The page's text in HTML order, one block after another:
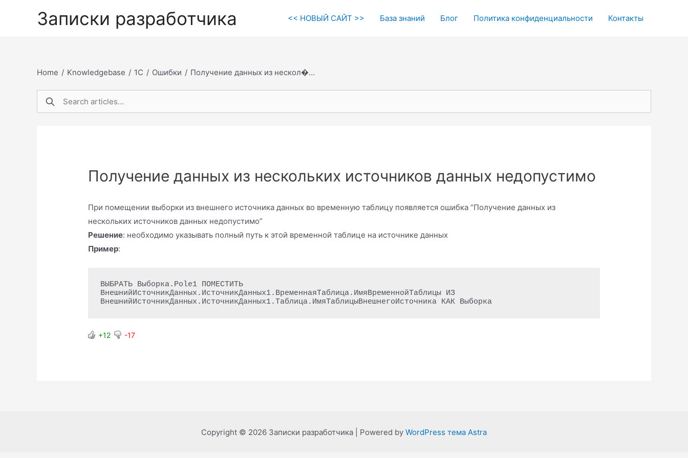
Записки разработчика << НОВЫЙ САЙТ >> База знаний Блог Политика конфиденциальности Контакты
Home / Knowledgebase / 1С / Ошибки / Получение данных из нескол�…
Получение данных из нескольких источников данных недопустимо
При помещении выборки из внешнего источника данных во временную таблицу появляется ошибка “Получение данных из
нескольких источников данных недопустимо”
Решение: необходимо указывать полный путь к этой временной таблице на источнике данных
Пример:
ВЫБРАТЬ Выборка.Pole1 ПОМЕСТИТЬ
ВнешнийИсточникДанных.ИсточникДанных1.ВременнаяТаблица.ИмяВременнойТаблицы ИЗ
ВнешнийИсточникДанных.ИсточникДанных1.Таблица.ИмяТаблицыВнешнегоИсточника КАК Выборка
+12 -17
Copyright © 2026 Записки разработчика | Powered by WordPress тема Astra